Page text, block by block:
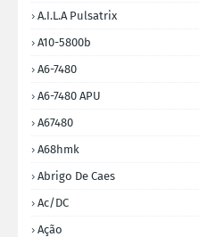
A.I.L.A Pulsatrix
A10-5800b
A6-7480
A6-7480 APU
A67480
A68hmk
Abrigo De Caes
Ac/DC
Ação